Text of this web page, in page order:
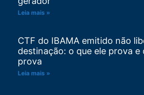
Leia mais »
CTF do IBAMA emitido não
destinação: o que ele prova e
prova
Leia mais »